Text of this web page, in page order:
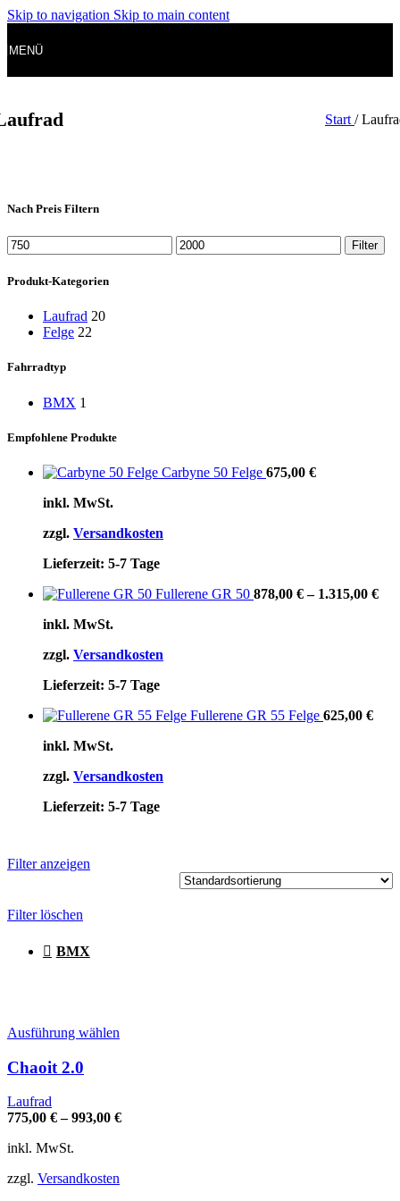
Skip to navigation Skip to main content
MENÜ
Start /
Nach Preis Filtern
Min.
Preis
Max.
Preis
Filter
Produkt-Kategorien
Laufrad 20
Felge 22
Fahrradtyp
BMX 1
Empfohlene Produkte
Carbyne 50 Felge 675,00 €
inkl. MwSt.
zzgl. Versandkosten
Lieferzeit: 5-7 Tage
Fullerene GR 50 878,00 €– 1.315,00 €
inkl. MwSt.
zzgl. Versandkosten
Lieferzeit: 5-7 Tage
Fullerene GR 55 Felge 625,00 €
inkl. MwSt.
zzgl. Versandkosten
Lieferzeit: 5-7 Tage
Filter anzeigen
Filter löschen
BMX
Ausführung wählen
auf.
Chaoit 2.0
Laufrad
775,00 €–993,00 €
inkl. MwSt.
zzgl. Versandkosten